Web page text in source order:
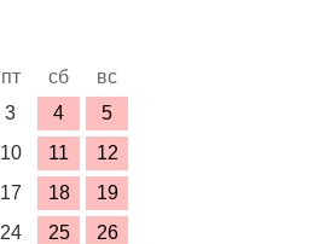
пт сб
вс
3 4
5
10 11
12
17 18
19
24 25
26